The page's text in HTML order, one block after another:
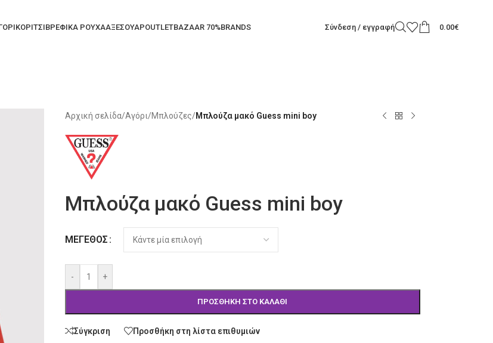
ΚΟΡΙΤΣΙΒΡΕΦΙΚΑ ΡΟΥΧΑΑΞΕΣΟΥΑΡOUTLETBAZAAR 70%BRANDS Σύνδεση / εγγραφή 0.00€
Αρχική σελίδα/Αγόρι/Μπλούζες/Μπλούζα μακό Guess mini boy
Μπλούζα μακό Guess mini boy
ΜΈΓΕΘΟΣ
- +
ΠΡΟΣΘΉΚΗ ΣΤΟ ΚΑΛΆΘΙ
Alternative:
Σύγκριση Προσθήκη στη λίστα επιθυμιών